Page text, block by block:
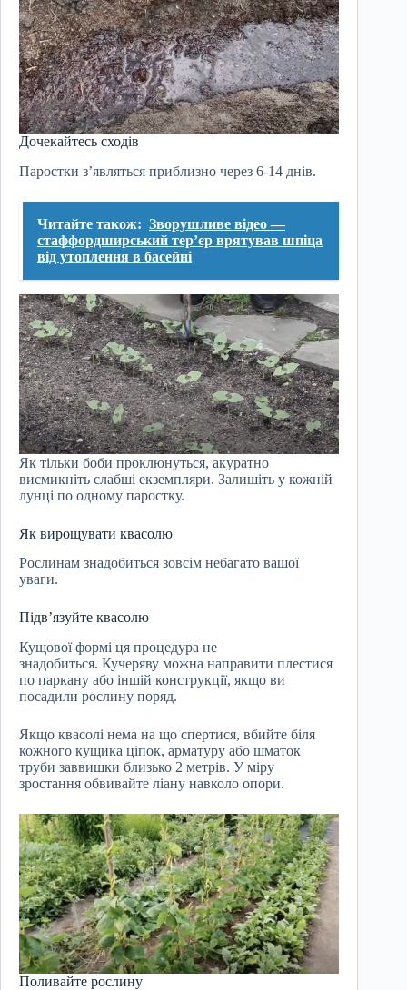
Дочекайтесь сходів
Паростки з’являться приблизно через 6-14 днів.
Читайте також: Зворушливе відео —
стаффордширський тер’єр врятував шпіца
від утоплення в басейні
Як тільки боби проклюнуться, акуратно
висмикніть слабші екземпляри. Залишіть у кожній
лунці по одному паростку.
Як вирощувати квасолю
Рослинам знадобиться зовсім небагато вашої
уваги.
Підв’язуйте квасолю
Кущової формі ця процедура не
знадобиться. Кучеряву можна направити плестися
по паркану або іншій конструкції, якщо ви
посадили рослину поряд.
Якщо квасолі нема на що спертися, вбийте біля
кожного кущика ціпок, арматуру або шматок
труби заввишки близько 2 метрів. У міру
зростання обвивайте ліану навколо опори.
Поливайте рослину